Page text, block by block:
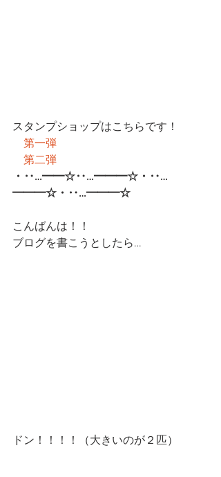
スタンプショップはこちらです！
第一弾
第二弾
・‥…━━☆‥…━━━☆・‥…
━━━☆・‥…━━━☆
こんばんは！！
ブログを書こうとしたら…
ドン！！！！（大きいのが２匹）